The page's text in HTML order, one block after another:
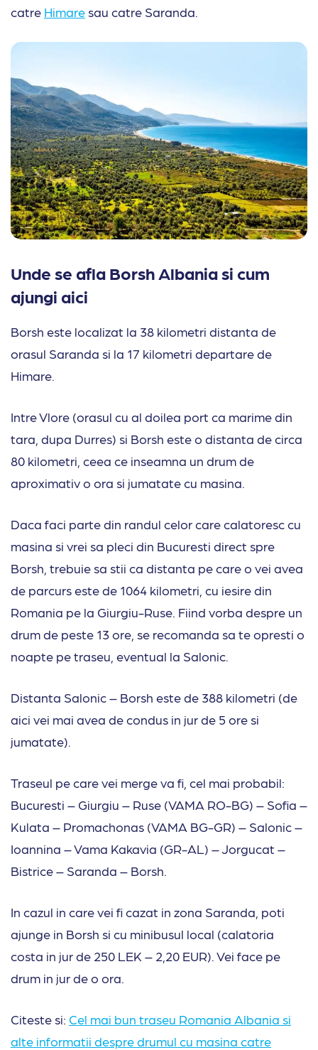
catre Himare sau catre Saranda.
Unde se afla Borsh Albania si cum
ajungi aici
Borsh este localizat la 38 kilometri distanta de
orasul Saranda si la 17 kilometri departare de
Himare.
Intre Vlore (orasul cu al doilea port ca marime din
tara, dupa Durres) si Borsh este o distanta de circa
80 kilometri, ceea ce inseamna un drum de
aproximativ o ora si jumatate cu masina.
Daca faci parte din randul celor care calatoresc cu
masina si vrei sa pleci din Bucuresti direct spre
Borsh, trebuie sa stii ca distanta pe care o vei avea
de parcurs este de 1064 kilometri, cu iesire din
Romania pe la Giurgiu-Ruse. Fiind vorba despre un
drum de peste 13 ore, se recomanda sa te opresti o
noapte pe traseu, eventual la Salonic.
Distanta Salonic – Borsh este de 388 kilometri (de
aici vei mai avea de condus in jur de 5 ore si
jumatate).
Traseul pe care vei merge va fi, cel mai probabil:
Bucuresti – Giurgiu – Ruse (VAMA RO-BG) – Sofia –
Kulata – Promachonas (VAMA BG-GR) – Salonic –
Ioannina – Vama Kakavia (GR-AL) – Jorgucat –
Bistrice – Saranda – Borsh.
In cazul in care vei fi cazat in zona Saranda, poti
ajunge in Borsh si cu minibusul local (calatoria
costa in jur de 250 LEK – 2,20 EUR). Vei face pe
drum in jur de o ora.
Citeste si: Cel mai bun traseu Romania Albania si
alte informatii despre drumul cu masina catre